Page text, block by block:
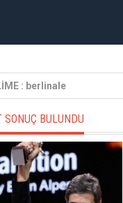
: berlinale
SONUÇ BULUNDU